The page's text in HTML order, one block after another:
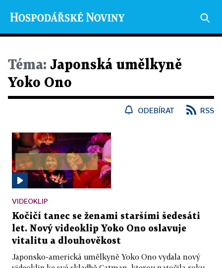
Téma: Japonská umělkyně
Yoko Ono
ODEBÍRAT RSS
VIDEOKLIP
Kočičí tanec se ženami staršími šedesáti
let. Nový videoklip Yoko Ono oslavuje
vitalitu a dlouhověkost
Japonsko-americká umělkyně Yoko Ono vydala nový